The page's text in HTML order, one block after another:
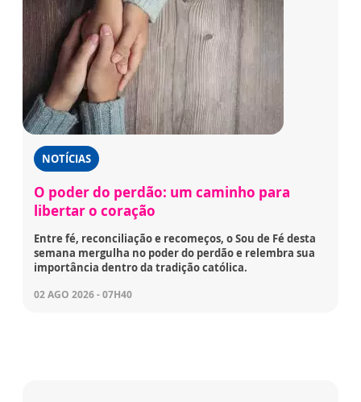
NOTÍCIAS
O poder do perdão: um caminho para
libertar o coração
Entre fé, reconciliação e recomeços, o Sou de Fé desta
semana mergulha no poder do perdão e relembra sua
importância dentro da tradição católica.
02 AGO 2026 - 07H40